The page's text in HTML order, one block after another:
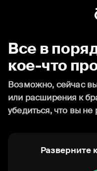
Все в
кое-что
Возможно, сейчас
или расширения к
убедиться, что вы не
Разверните